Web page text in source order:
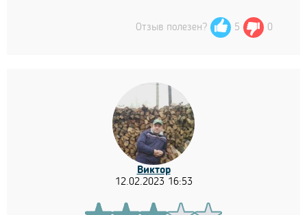
Отзыв полезен? 5 0
Виктор
12.02.2023 16:53